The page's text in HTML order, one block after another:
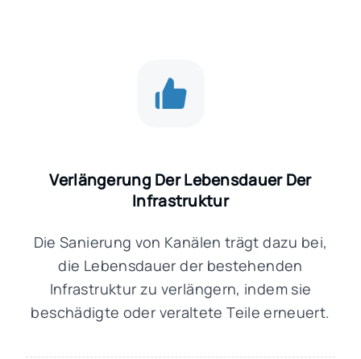
Verlängerung Der Lebensdauer Der
Infrastruktur
Die Sanierung von Kanälen trägt dazu bei,
die Lebensdauer der bestehenden
Infrastruktur zu verlängern, indem sie
beschädigte oder veraltete Teile erneuert.